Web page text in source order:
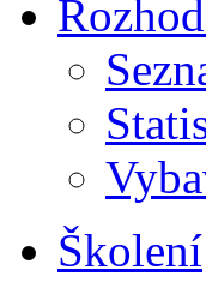
Školení